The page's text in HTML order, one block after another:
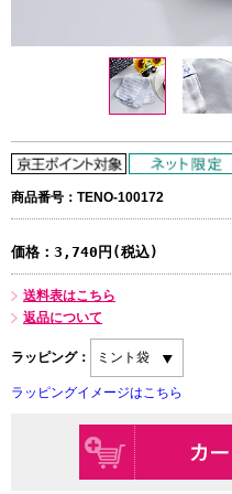
商品番号：TENO-100172
価格： 3,740円(税込)
送料表はこちら
返品について
ラッピング：
ラッピングイメージはこちら